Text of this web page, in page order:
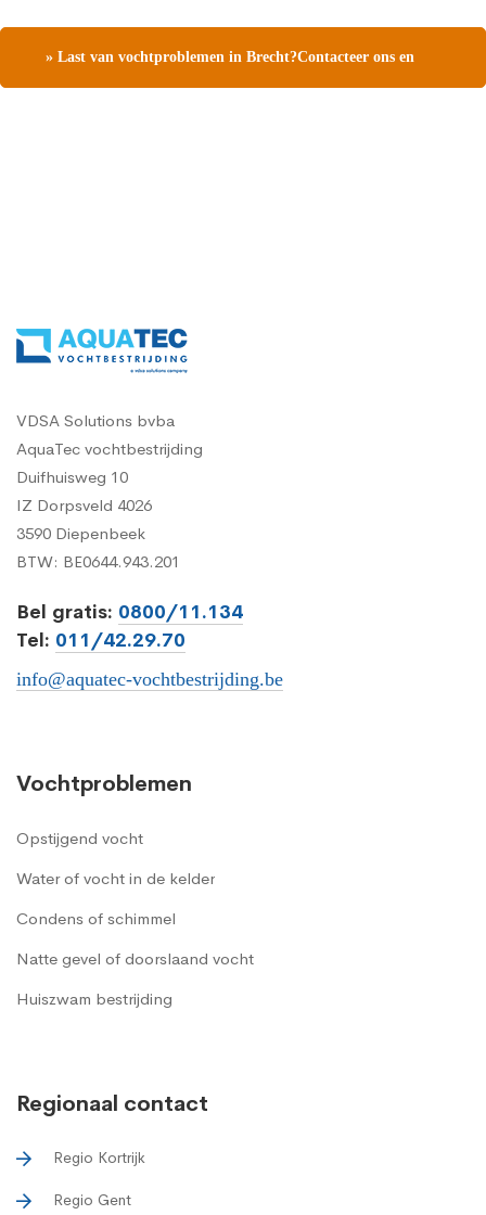
» Last van vochtproblemen in Brecht?Contacteer ons en
VDSA Solutions bvba
AquaTec vochtbestrijding
Duifhuisweg 10
IZ Dorpsveld 4026
3590 Diepenbeek
BTW: BE0644.943.201
Bel gratis: 0800/11.134
Tel: 011/42.29.70
info@aquatec-vochtbestrijding.be
Vochtproblemen
Opstijgend vocht
Water of vocht in de kelder
Condens of schimmel
Natte gevel of doorslaand vocht
Huiszwam bestrijding
Regionaal contact
Regio Kortrijk
Regio Gent